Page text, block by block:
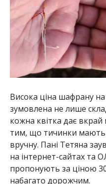
Висока ціна шафрану
зумовлена не лише
кожна квітка дає вкрай
тим, що тичинки мають
вручну. Пані Тетяна
на інтернет-сайтах та
пропонують за ціною
набагато дорожчим.